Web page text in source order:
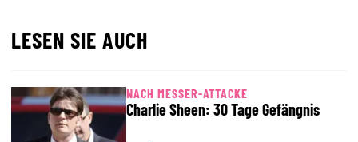
LESEN SIE AUCH
NACH MESSER-ATTACKE
Charlie Sheen: 30 Tage Gefängnis